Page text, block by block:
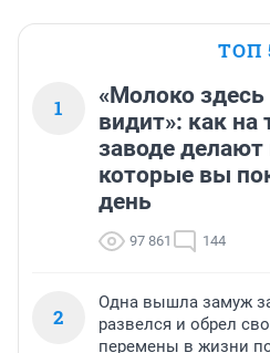
ТОП
1
«Молоко
видит»: как
заводе
которые вы
день
97 861 144
2
Одна вышла замуж
развелся и обрел
перемены в жизни